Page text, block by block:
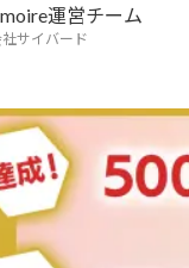
運営チーム
サイバード